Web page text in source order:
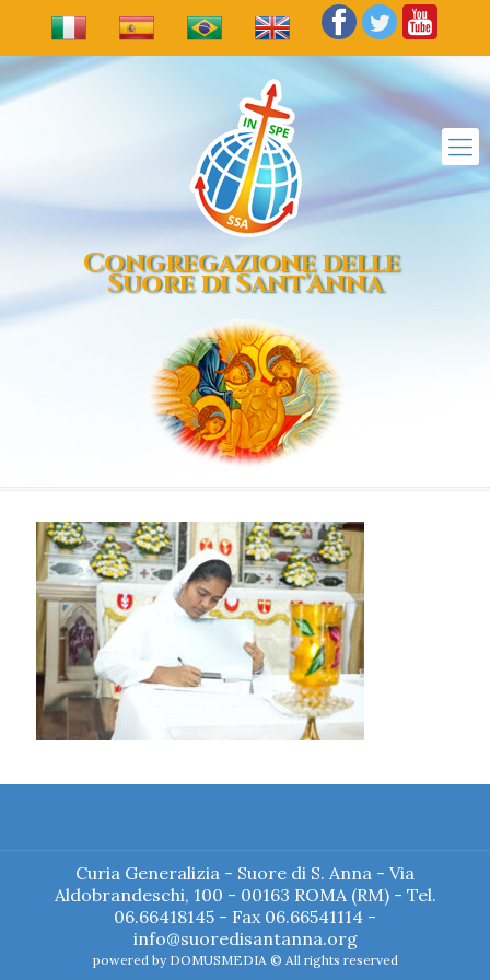
Congregazione delle
Suore di Sant'Anna
Curia Generalizia - Suore di S. Anna - Via
Aldobrandeschi, 100 - 00163 ROMA (RM) - Tel.
06.66418145 - Fax 06.66541114 -
info@suoredisantanna.org
powered by DOMUSMEDIA© All rights reserved